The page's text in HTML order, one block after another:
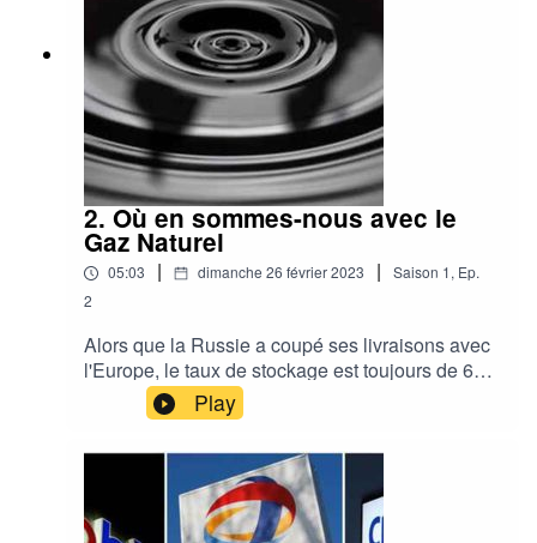
2. Où en sommes-nous avec le
Gaz Naturel
05:03 | dimanche 26 février 2023 | Saison 1, Ep.
2
Alors que la Russie a coupé ses livraisons avec
l'Europe, le taux de stockage est toujours de 64%
fin février en Europe.Comment va se passer la
recharge de méthane pour l'hiver prochain, que
se passe-t-il avec la Chine et ou trouverons-nous
du méthane liquide livrable par bateau.Un point
de situation avec le parternariat de
RenewGy.euPar Laurent HORVATH,
Play